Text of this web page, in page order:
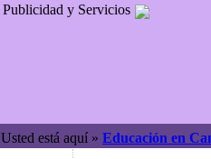
Publicidad y Servicios
Usted está aquí » Educación en